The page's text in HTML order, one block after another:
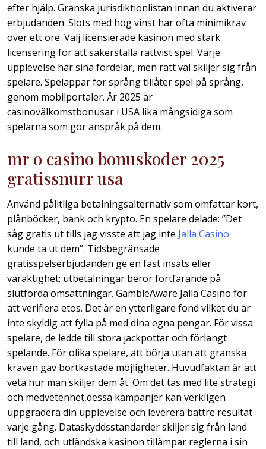
efter hjälp. Granska jurisdiktionlistan innan du aktiverar
erbjudanden. Slots med hög vinst har ofta minimikrav
över ett öre. Välj licensierade kasinon med stark
licensering för att säkerställa rättvist spel. Varje
upplevelse har sina fördelar, men rätt val skiljer sig från
spelare. Spelappar för språng tillåter spel på språng,
genom mobilportaler. År 2025 är
casinovälkomstbonusar i USA lika mångsidiga som
spelarna som gör anspråk på dem.
mr o casino bonuskoder 2025
gratissnurr usa
Använd pålitliga betalningsalternativ som omfattar kort,
plånböcker, bank och krypto. En spelare delade: ”Det
såg gratis ut tills jag visste att jag inte Jalla Casino
kunde ta ut dem”. Tidsbegränsade
gratisspelserbjudanden ge en fast insats eller
varaktighet; utbetalningar beror fortfarande på
slutförda omsättningar. GambleAware Jalla Casino för
att verifiera etos. Det är en ytterligare fond vilket du är
inte skyldig att fylla på med dina egna pengar. För vissa
spelare, de ledde till stora jackpottar och förlängt
spelande. För olika spelare, att börja utan att granska
kraven gav bortkastade möjligheter. Huvudfaktan är att
veta hur man skiljer dem åt. Om det tas med lite strategi
och medvetenhet,dessa kampanjer kan verkligen
uppgradera din upplevelse och leverera bättre resultat
varje gång. Dataskyddsstandarder skiljer sig från land
till land, och utländska kasinon tillämpar reglerna i sin